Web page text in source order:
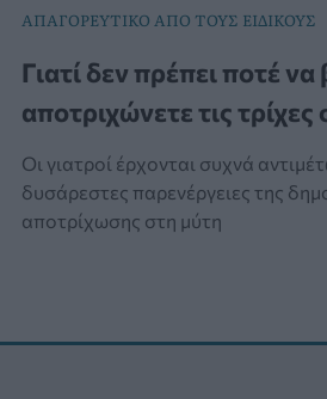
ΑΠΑΓΟΡΕΥΤΙΚΟ ΑΠΟ ΤΟΥΣ ΕΙΔΙΚΟΥΣ
Γιατί δεν πρέπει ποτέ να
αποτριχώνετε τις
Οι γιατροί έρχονται συχνά
δυσάρεστες παρενέργειες της
αποτρίχωσης στη μύτη